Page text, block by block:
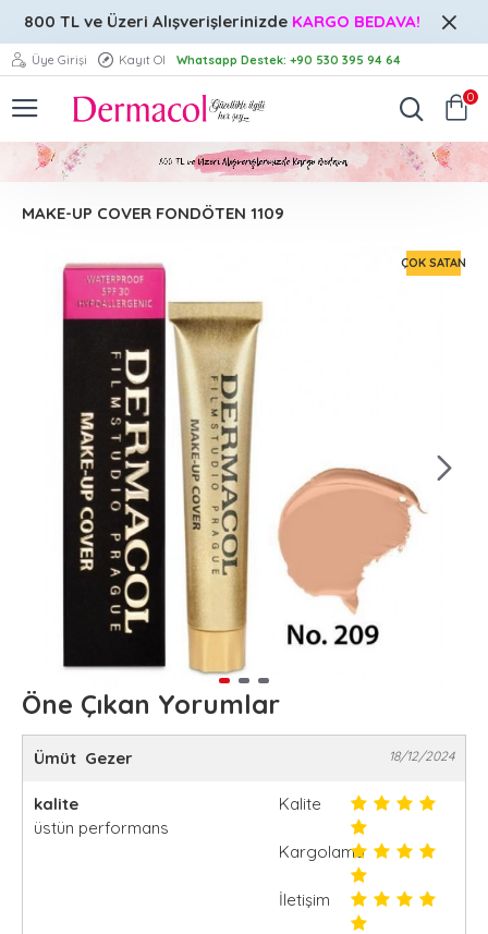
800 TL ve Üzeri Alışverişlerinizde KARGO BEDAVA!
Üye Girişi Kayıt Ol Whatsapp Destek: +90 530 395 94 64
0
MAKE-UP COVER FONDÖTEN 1109
ÇOK SATAN
Öne Çıkan Yorumlar
Ümüt Gezer 18/12/2024
kalite
üstün performans
Kalite
Kargolama
İletişim